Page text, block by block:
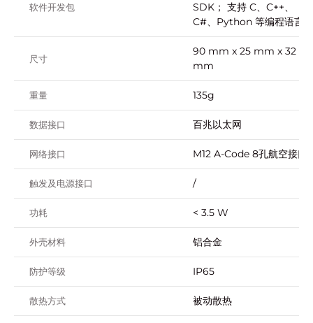
软件开发包
SDK； 支持 C、C++、
C#、Python 等编程语言
尺寸
90 mm x 25 mm x 32
mm
重量 135g
数据接口 百兆以太⽹
网络接口 M12 A-Code 8孔航空接⼝
触发及电源接口 /
功耗 < 3.5 W
外壳材料 铝合金
防护等级 IP65
散热方式 被动散热